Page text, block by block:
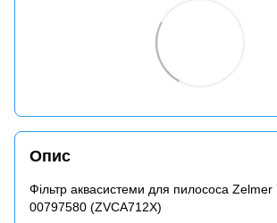
Опис
Фільтр аквасистеми для пилососа
00797580 (ZVCA712X)